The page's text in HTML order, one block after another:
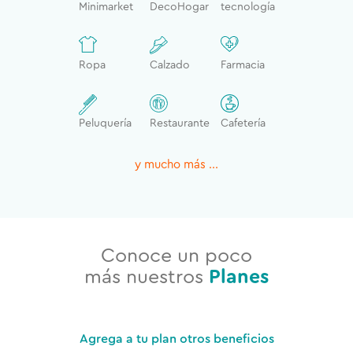
Minimarket DecoHogar tecnología
Ropa Calzado Farmacia
Peluquería Restaurante Cafetería
y mucho más ...
Conoce un poco
más nuestros Planes
Agrega a tu plan otros beneficios